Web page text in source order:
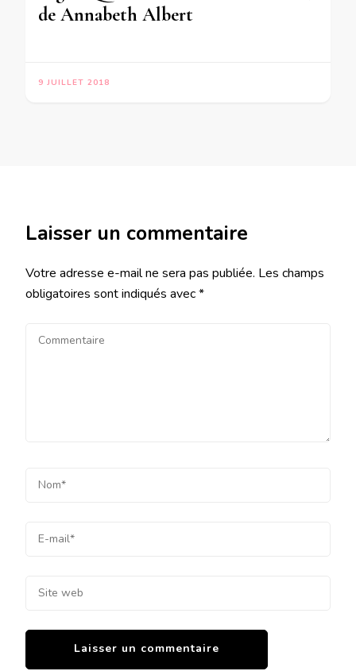
de Annabeth Albert
9 JUILLET 2018
Laisser un commentaire
Votre adresse e-mail ne sera pas publiée. Les champs
obligatoires sont indiqués avec*